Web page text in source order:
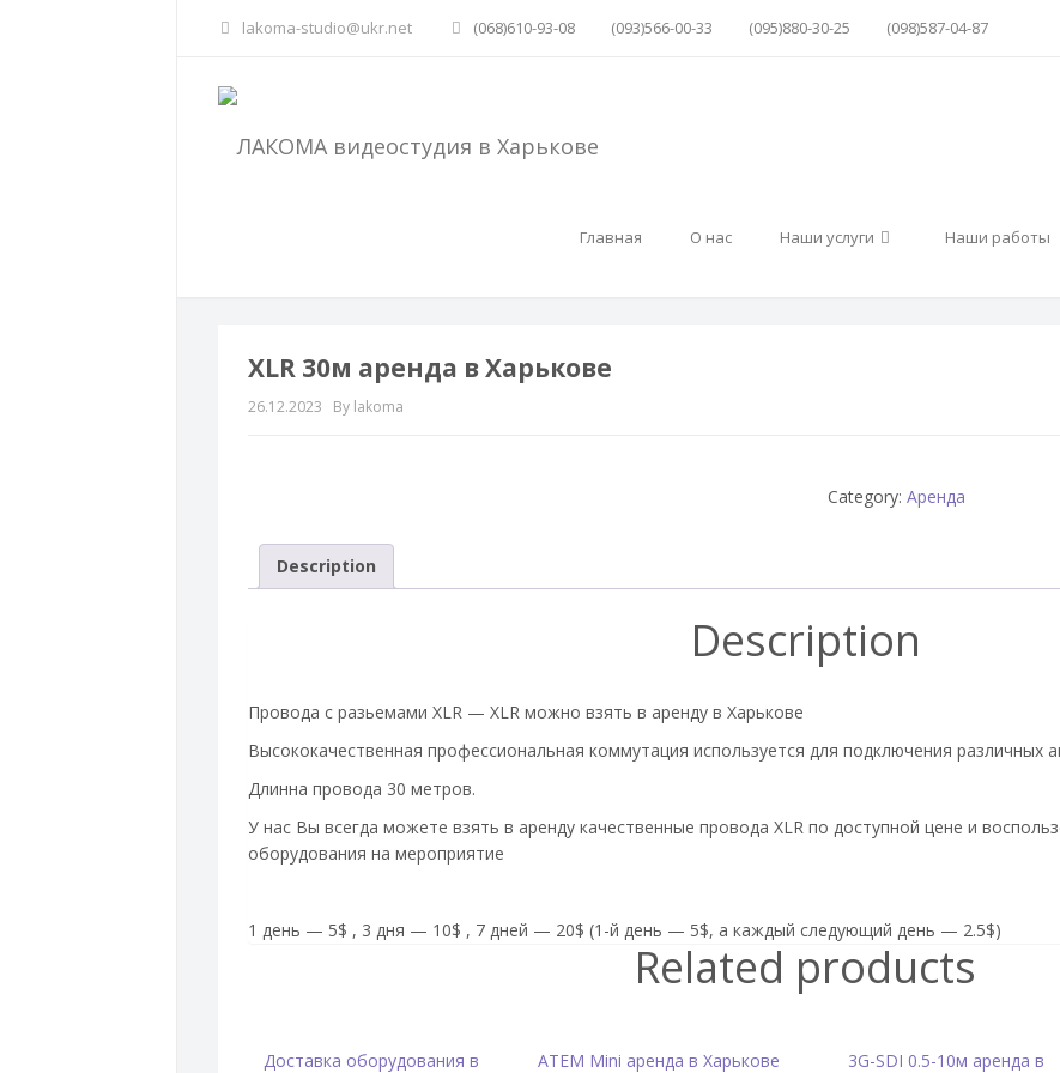
lakoma-studio@ukr.net (068)610-93-08 (093)566-00-33 (095)880-30-25 (098)587-04-87
Главная О нас Наши услуги Наши работы
XLR 30м аренда в Харькове
26.12.2023 By lakoma
Category: Аренда
Description
Description
Провода с разьемами XLR — XLR можно взять в аренду в Харькове
Высококачественная профессиональная коммутация используется для подключения различных
Длинна провода 30 метров.
У нас Вы всегда можете взять в аренду качественные провода XLR по доступной цене и
оборудования на мероприятие
1 день — 5$ , 3 дня — 10$ , 7 дней — 20$ (1-й день — 5$, а каждый следующий день — 2.5$)
Related products
Доставка оборудования в ATEM Mini аренда в Харькове 3G-SDI 0.5-10м аренда в